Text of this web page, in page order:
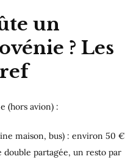
un
? Les
(hors avion) :
maison, bus) : environ 50 €
double partagée, un resto par